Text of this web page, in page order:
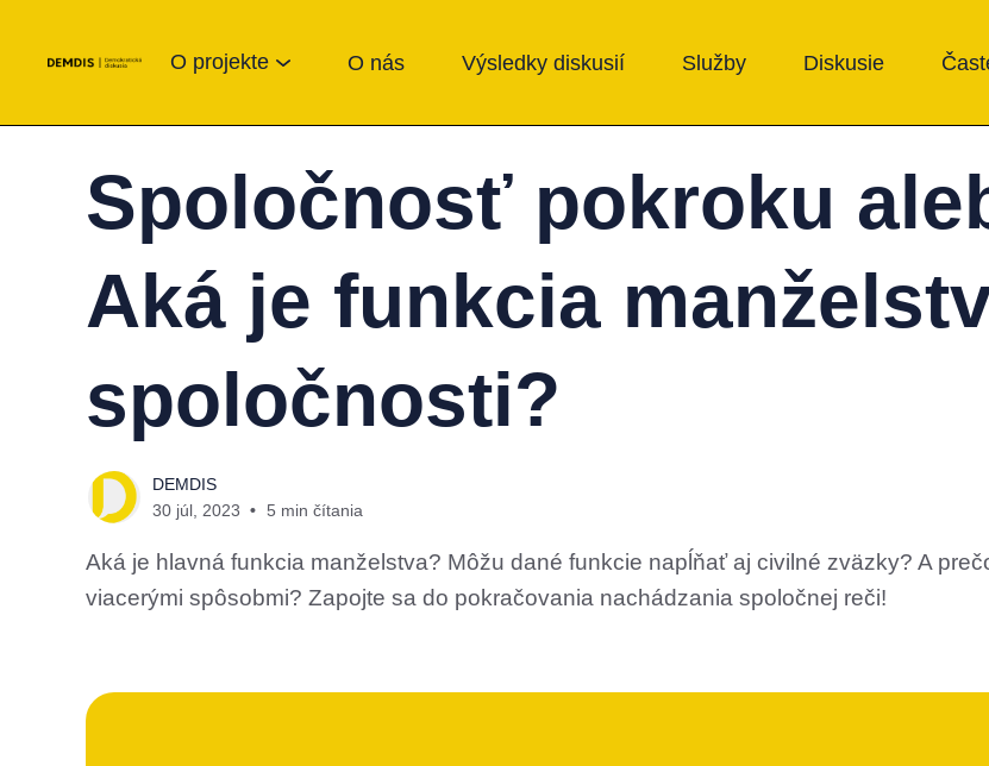
O projekte O nás Výsledky diskusií Služby Diskusie
Spoločnosť pokroku
Aká je funkcia
spoločnosti?
DEMDIS
30 júl, 2023
5 min čítania
Aká je hlavná funkcia manželstva? Môžu dané funkcie napĺňať aj civilné zväzky? A
viacerými spôsobmi? Zapojte sa do pokračovania nachádzania spoločnej reči!